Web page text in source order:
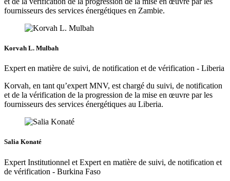
fournisseurs des services énergétiques en Zambie.
Korvah L. Mulbah
Expert en matière de suivi, de notification et de vérification - Liberia
Korvah, en tant qu’expert MNV, est chargé du suivi, de notification
et de la vérification de la progression de la mise en œuvre par les
fournisseurs des services énergétiques au Liberia.
Salia Konaté
Expert Institutionnel et Expert en matière de suivi, de notification et
de vérification - Burkina Faso